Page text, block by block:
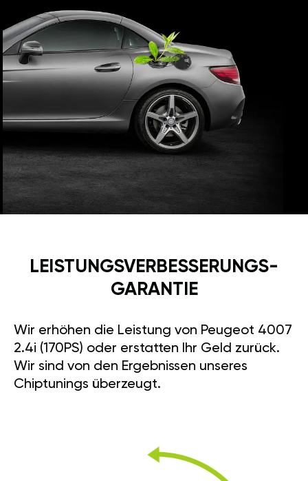
LEISTUNGSVERBESSE­RUNGS­
GARANTIE
Wir erhöhen die Leistung von Peugeot 4007
2.4i (170PS) oder erstatten Ihr Geld zurück.
Wir sind von den Ergebnissen unseres
Chiptunings überzeugt.